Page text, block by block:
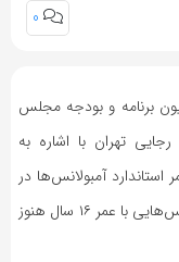
0
برنامه و بودجه مجلس
تهران با اشاره به
آمبولانس‌ها در
دنیا ۷ سال است، اما متأسفانه در کشور ما آمبولانس‌هایی با عمر ۱۶ سال هنوز